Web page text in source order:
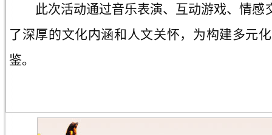
此次活动通过音乐表演、互动游戏、情
了深厚的文化内涵和人文关怀，为构建多元
鉴。